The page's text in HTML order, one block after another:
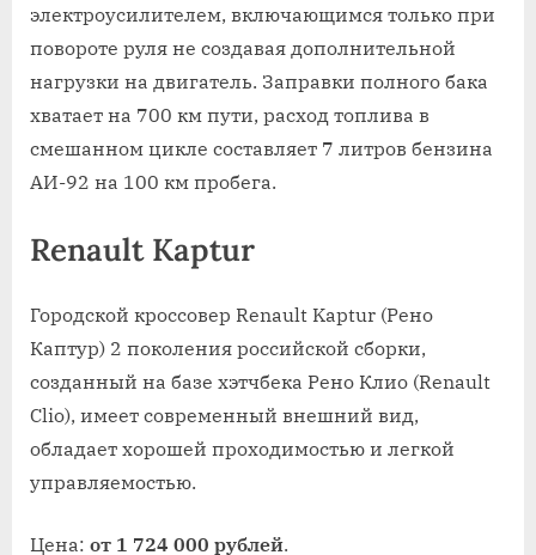
электроусилителем, включающимся только при
повороте руля не создавая дополнительной
нагрузки на двигатель. Заправки полного бака
хватает на 700 км пути, расход топлива в
смешанном цикле составляет 7 литров бензина
АИ-92 на 100 км пробега.
Renault Kaptur
Городской кроссовер Renault Kaptur (Рено
Каптур) 2 поколения российской сборки,
созданный на базе хэтчбека Рено Клио (Renault
Clio), имеет современный внешний вид,
обладает хорошей проходимостью и легкой
управляемостью.
Цена: от 1 724 000 рублей.